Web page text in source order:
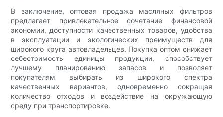
В заключение, оптовая продажа масляных фильтров
предлагает привлекательное сочетание финансовой
экономии, доступности качественных товаров, удобства
в эксплуатации и экологических преимуществ для
широкого круга автовладельцев. Покупка оптом снижает
себестоимость единицы продукции, способствует
лучшему планированию запасов и позволяет
покупателям выбирать из широкого спектра
качественных вариантов, одновременно сокращая
количество отходов и воздействие на окружающую
среду при транспортировке.